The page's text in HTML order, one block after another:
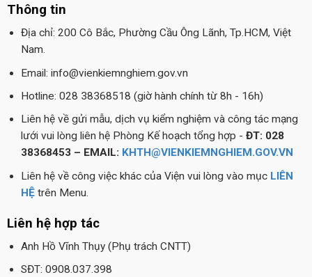
Thông tin
Địa chỉ: 200 Cô Bắc, Phường Cầu Ông Lãnh, Tp.HCM, Việt
Nam.
Email: info@vienkiemnghiem.gov.vn
Hotline: 028 38368518 (giờ hành chính từ 8h - 16h)
Liên hệ về gửi mẫu, dịch vụ kiểm nghiệm và công tác mạng
lưới vui lòng liên hệ Phòng Kế hoạch tổng hợp - ĐT: 028
38368453 – EMAIL: KHTH@VIENKIEMNGHIEM.GOV.VN
Liên hệ về công việc khác của Viện vui lòng vào mục LIÊN
HỆtrên Menu.
Liên hệ hợp tác
Anh Hồ Vĩnh Thụy (Phụ trách CNTT)
SĐT: 0908.037.398